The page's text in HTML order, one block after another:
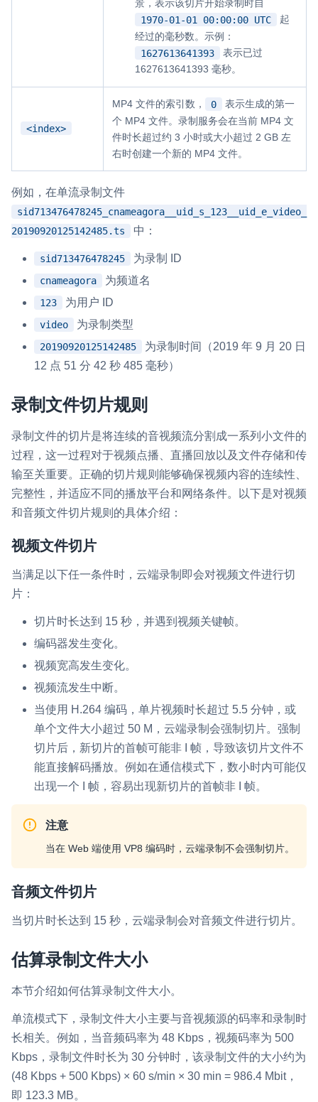
景，表示该切片开始录制时自
1970-01-01 00:00:00 UTC
起
经过的毫秒数。示例：
1627613641393
表示已过
1627613641393 毫秒。
<index>
MP4 文件的索引数， 0
表示生成的第一
个 MP4 文件。录制服务会在当前 MP4 文
件时长超过约 3 小时或大小超过 2 GB 左
右时创建一个新的 MP4 文件。
例如，在单流录制文件
sid713476478245_cnameagora__uid_s_123__uid_e_video_
20190920125142485.ts
中：
sid713476478245 为录制 ID
cnameagora 为频道名
123 为用户 ID
video 为录制类型
20190920125142485
为录制时间（2019 年 9 月 20 日
12 点 51 分 42 秒 485 毫秒）
录制文件切片规则
录制文件的切片是将连续的音视频流分割成一系列小文件的
过程，这一过程对于视频点播、直播回放以及文件存储和传
输至关重要。正确的切片规则能够确保视频内容的连续性、
完整性，并适应不同的播放平台和网络条件。以下是对视频
和音频文件切片规则的具体介绍：
视频文件切片
当满足以下任一条件时，云端录制即会对视频文件进行切
片：
切片时长达到 15 秒，并遇到视频关键帧。
编码器发生变化。
视频宽高发生变化。
视频流发生中断。
当使用 H.264 编码，单片视频时长超过 5.5 分钟，或
单个文件大小超过 50 M，云端录制会强制切片。强制
切片后，新切片的首帧可能非 I 帧，导致该切片文件不
能直接解码播放。例如在通信模式下，数小时内可能仅
出现一个 I 帧，容易出现新切片的首帧非 I 帧。
注意
当在 Web 端使用 VP8 编码时，云端录制不会强制切片。
音频文件切片
当切片时长达到 15 秒，云端录制会对音频文件进行切片。
估算录制文件大小
本节介绍如何估算录制文件大小。
单流模式下，录制文件大小主要与音视频源的码率和录制时
长相关。例如，当音频码率为 48 Kbps，视频码率为 500
Kbps，录制文件时长为 30 分钟时，该录制文件的大小约为
(48 Kbps + 500 Kbps) × 60 s/min × 30 min = 986.4 Mbit，
即 123.3 MB。